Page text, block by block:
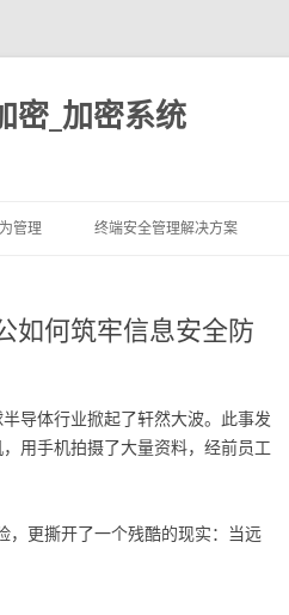
密_加密系统
管理 终端安全管理解决方案
如何筑牢信息安全防
导体行业掀起了轩然大波。此事发
用手机拍摄了大量资料，经前员工
，更撕开了一个残酷的现实：当远